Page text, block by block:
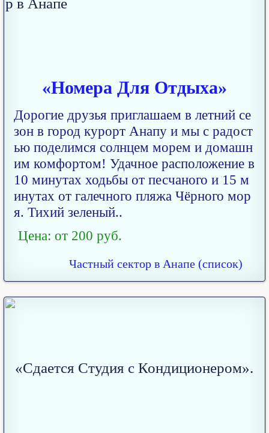
«Номера Для Отдыха»
Дорогие друзья приглашаем в летний се
зон в город курорт Анапу и мы с радост
ью поделимся солнцем морем и домашн
им комфортом! Удачное расположение в
10 минутах ходьбы от песчаного и 15 м
инутах от галечного пляжа Чёрного мор
я. Тихий зеленый..
Цена: от 200 руб.
Частный сектор в Анапе (список)